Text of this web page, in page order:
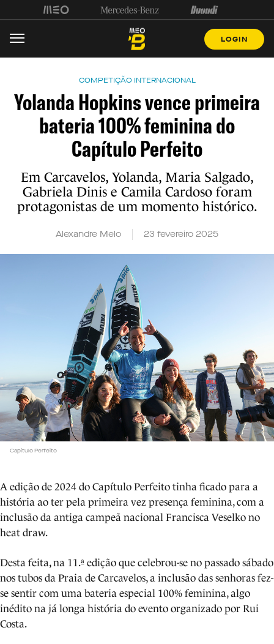
LOGIN
COMPETIÇÃO INTERNACIONAL
Yolanda Hopkins vence primeira
bateria 100% feminina do
Capítulo Perfeito
Em Carcavelos, Yolanda, Maria Salgado,
Gabriela Dinis e Camila Cardoso foram
protagonistas de um momento histórico.
Alexandre Melo 23 fevereiro 2025
Capítulo Perfeito
A edição de 2024 do Capítulo Perfeito tinha ficado para a
história ao ter pela primeira vez presença feminina, com a
inclusão da antiga campeã nacional Francisca Veselko no
heat draw.
Desta feita, na 11.ª edição que celebrou-se no passado sábado
nos tubos da Praia de Carcavelos, a inclusão das senhoras fez-
se sentir com uma bateria especial 100% feminina, algo
inédito na já longa história do evento organizado por Rui
Costa.